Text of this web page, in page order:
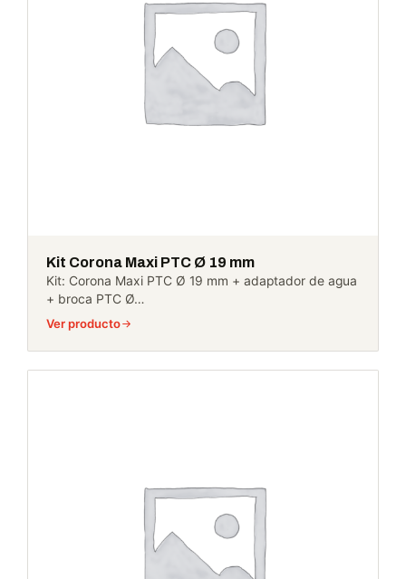
Kit Corona Maxi PTC Ø 19 mm
Kit: Corona Maxi PTC Ø 19 mm + adaptador de agua
+ broca PTC Ø…
Ver producto